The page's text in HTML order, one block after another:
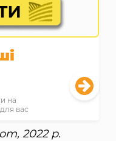
на
вас
2022 р.